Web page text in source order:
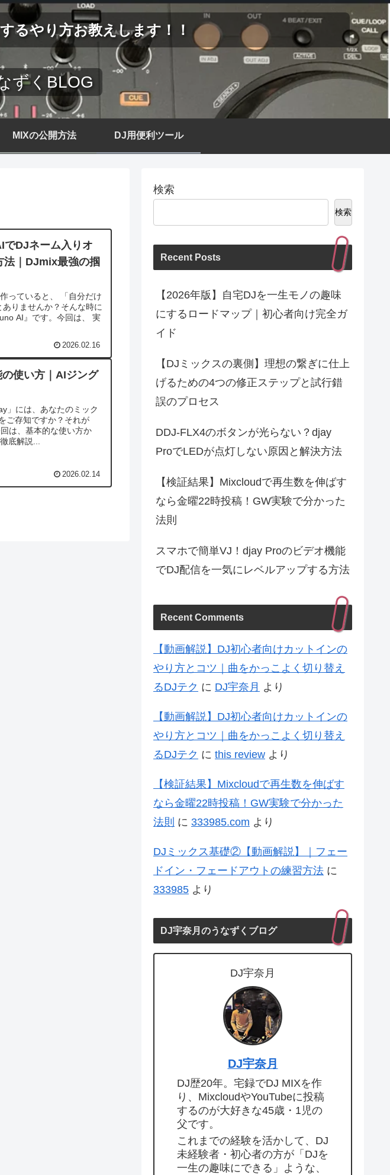
るやり方お教えします！！
ずくBLOG
MIXの公開方法 DJ用便利ツール
でDJネーム入りオ
法｜DJmix最強の掴
っていると、 「自分だけ
りませんか？そんな時に
AI』です。今回は、 実
2026.02.16
使い方｜AIジング
」には、あなたのミック
ご存知ですか？それが
は、基本的な使い方か
底解説...
2026.02.14
検索
検索
Recent Posts
【2026年版】自宅DJを一生モノの趣味
にするロードマップ｜初心者向け完全ガ
イド
【DJミックスの裏側】理想の繋ぎに仕上
げるための4つの修正ステップと試行錯
誤のプロセス
DDJ-FLX4のボタンが光らない？djay
ProでLEDが点灯しない原因と解決方法
【検証結果】Mixcloudで再生数を伸ばす
なら金曜22時投稿！GW実験で分かった
法則
スマホで簡単VJ！djay Proのビデオ機能
でDJ配信を一気にレベルアップする方法
Recent Comments
【動画解説】DJ初心者向けカットインの
やり方とコツ｜曲をかっこよく切り替え
るDJテク に DJ宇奈月 より
【動画解説】DJ初心者向けカットインの
やり方とコツ｜曲をかっこよく切り替え
るDJテク に this review より
【検証結果】Mixcloudで再生数を伸ばす
なら金曜22時投稿！GW実験で分かった
法則 に 333985.com より
DJミックス基礎②【動画解説】｜フェー
ドイン・フェードアウトの練習方法 に
333985 より
DJ宇奈月のうなずくブログ
DJ宇奈月
DJ宇奈月
DJ歴20年。宅録でDJ MIXを作
り、MixcloudやYouTubeに投稿
するのが大好きな45歳・1児の
父です。
これまでの経験を活かして、DJ
未経験者・初心者の方が「DJを
一生の趣味にできる」ような、